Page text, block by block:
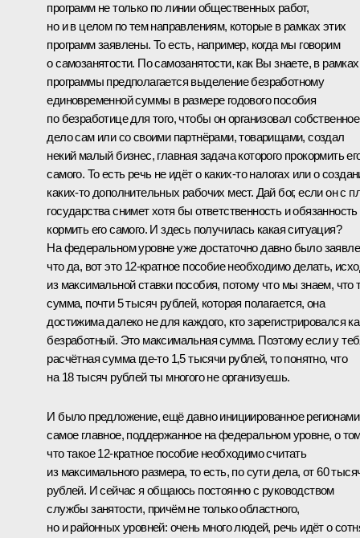
программ не только по линии общественных работ,
но и в целом по тем направлениям, которые в рамках этих
программ заявлены. То есть, например, когда мы говорим
о самозанятости. По самозанятости, как Вы знаете, в рамках
программы предполагается выделение безработному
единовременной суммы в размере годового пособия
по безработице для того, чтобы он организовал собственное
дело сам или со своими партнёрами, товарищами, создал
некий малый бизнес, главная задача которого прокормить
самого. То есть речь не идёт о каких‑то налогах или о
каких‑то дополнительных рабочих мест. Дай бог, если он с
государства снимет хотя бы ответственность и обязанность
кормить его самого. И здесь получилась какая ситуация?
На федеральном уровне уже достаточно давно было
что да, вот это 12-кратное пособие необходимо делать,
из максимальной ставки пособия, потому что мы знаем, что
сумма, почти 5 тысяч рублей, которая полагается, она
достижима далеко не для каждого, кто зарегистрировался
безработный. Это максимальная сумма. Поэтому если у
расчётная сумма где‑то 1,5 тысячи рублей, то понятно, что
на 18 тысяч рублей ты многого не организуешь.
И было предложение, ещё давно инициированное
самое главное, поддержанное на федеральном уровне, о
что такое 12-кратное пособие необходимо считать
из максимального размера, то есть, по сути дела, от 60
рублей. И сейчас я общаюсь постоянно с руководством
службы занятости, причём не только областного,
но и районных уровней: очень много людей, речь идёт о